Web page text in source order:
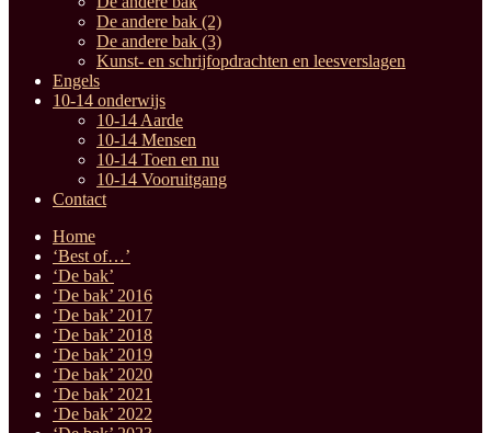
De andere bak (2)
De andere bak (3)
Kunst- en schrijfopdrachten en leesverslagen
Engels
10-14 onderwijs
10-14 Aarde
10-14 Mensen
10-14 Toen en nu
10-14 Vooruitgang
Contact
Home
‘Best of…’
‘De bak’
‘De bak’ 2016
‘De bak’ 2017
‘De bak’ 2018
‘De bak’ 2019
‘De bak’ 2020
‘De bak’ 2021
‘De bak’ 2022